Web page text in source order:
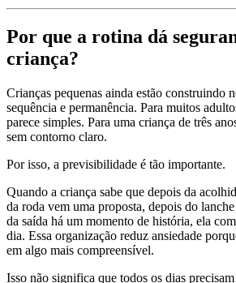
Por que a rotina dá
criança?
Crianças pequenas ainda estão construindo
sequência e permanência. Para muitos
parece simples. Para uma criança de três
sem contorno claro.
Por isso, a previsibilidade é tão importante.
Quando a criança sabe que depois da
da roda vem uma proposta, depois do
da saída há um momento de história, ela
dia. Essa organização reduz ansiedade
em algo mais compreensível.
Isso não significa que todos os dias